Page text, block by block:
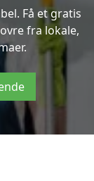
Få et gratis
fra lokale,